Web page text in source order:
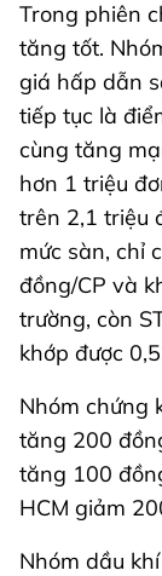
Trong phiên
tăng tốt.
giá hấp dẫn
tiếp tục là
cùng tăng
hơn 1 triệu
trên 2,1 triệu
mức sàn, chỉ
đồng/CP và
trường, còn
khớp được
Nhóm chứng
tăng 200
tăng 100
HCM giảm
Nhóm dầu